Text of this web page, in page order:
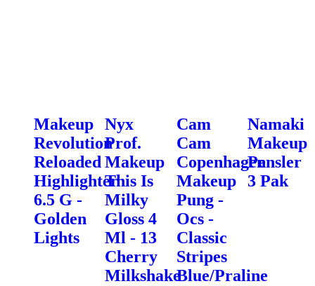
Makeup
Revolution
Reloaded
Highlighter
6.5 G -
Golden
Lights
Nyx
Prof.
Makeup
This Is
Milky
Gloss 4
Ml - 13
Cherry
Milkshake
Cam
Cam
Copenhagen
Makeup
Pung -
Ocs -
Classic
Stripes
Blue/Praline
Namaki
Makeup
Pensler
3 Pak